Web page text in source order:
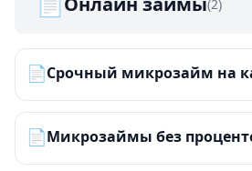
(2)
📄
📄